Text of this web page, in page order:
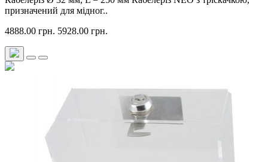
призначений для мідног..
4888.00 грн. 5928.00 грн.